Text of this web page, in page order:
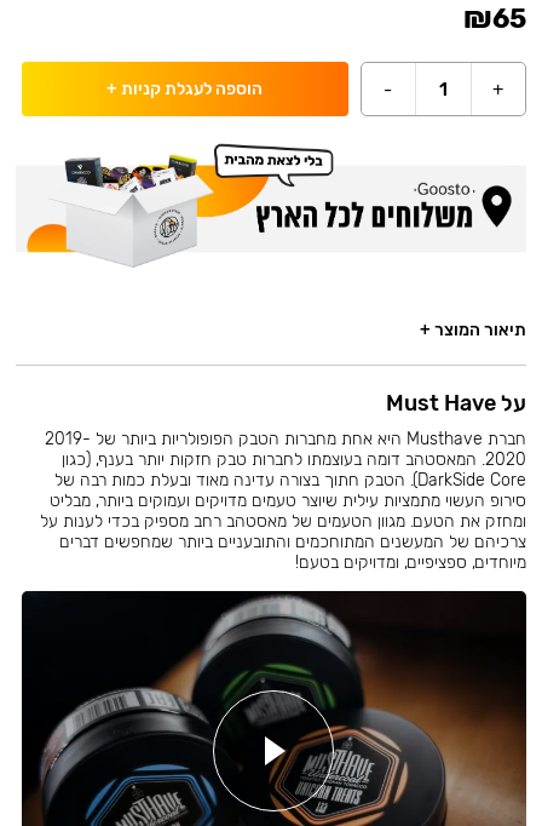
₪65
+
1
- הוספה לעגלת קניות +
תיאור המוצר +
על Must Have
חברת Musthave היא אחת מחברות הטבק הפופולריות ביותר של 2019-
2020. המאסטהב דומה בעוצמתו לחברות טבק חזקות יותר בענף, (כגון
DarkSide Core). הטבק חתוך בצורה עדינה מאוד ובעלת כמות רבה של
סירופ העשוי מתמציות עילית שיוצר טעמים מדויקים ועמוקים ביותר, מבליט
ומחזק את הטעם. מגוון הטעמים של מאסטהב רחב מספיק בכדי לענות על
צרכיהם של המעשנים המתוחכמים והתובעניים ביותר שמחפשים דברים
מיוחדים, ספציפיים, ומדויקים בטעם!